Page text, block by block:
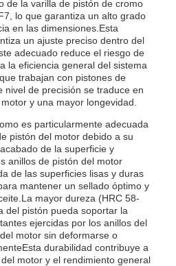
de la varilla de pistón de cromo
lo que garantiza un alto grado
en las dimensiones.Esta
un ajuste preciso dentro del
adecuado reduce el riesgo de
la eficiencia general del sistema
trabajan con pistones de
nivel de precisión se traduce en
y una mayor longevidad.
es particularmente adecuada
pistón del motor debido a su
de la superficie y
anillos de pistón del motor
de las superficies lisas y duras
mantener un sellado óptimo y
mayor dureza (HRC 58-
del pistón pueda soportar la
ejercidas por los anillos del
motor sin deformarse o
durabilidad contribuye a
motor y el rendimiento general